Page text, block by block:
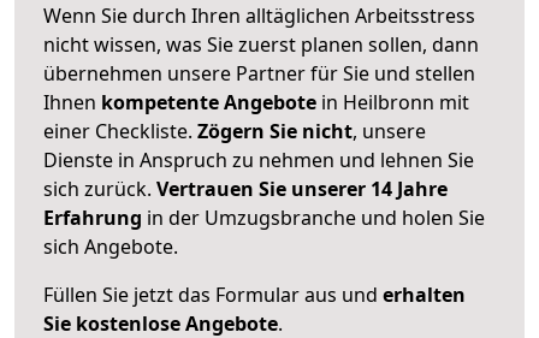
Wenn Sie durch Ihren alltäglichen Arbeitsstress
nicht wissen, was Sie zuerst planen sollen, dann
übernehmen unsere Partner für Sie und stellen
Ihnen kompetente Angebote in Heilbronn mit
einer Checkliste. Zögern Sie nicht, unsere
Dienste in Anspruch zu nehmen und lehnen Sie
sich zurück. Vertrauen Sie unserer 14 Jahre
Erfahrung in der Umzugsbranche und holen Sie
sich Angebote.
Füllen Sie jetzt das Formular aus und erhalten
Sie kostenlose Angebote.